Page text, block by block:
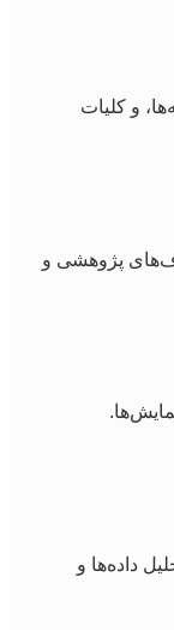
و کلیات
پژوهشی و
داده‌ها و